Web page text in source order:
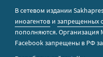
В сетевом издании
иноагентов и запрещенных
пополняются. Организация
Facebook запрещены в РФ